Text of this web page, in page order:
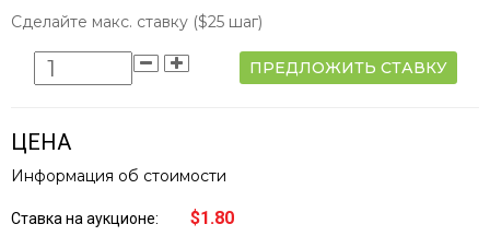
Сделайте макс. ставку ($25 шаг)
ПРЕДЛОЖИТЬ СТАВКУ
ЦЕНА
Информация об стоимости
Ставка на аукционе: $1.80